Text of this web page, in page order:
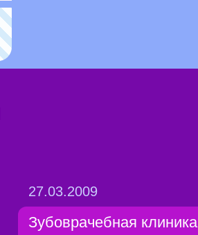
27.03.2009
Зубоврачебная клиника